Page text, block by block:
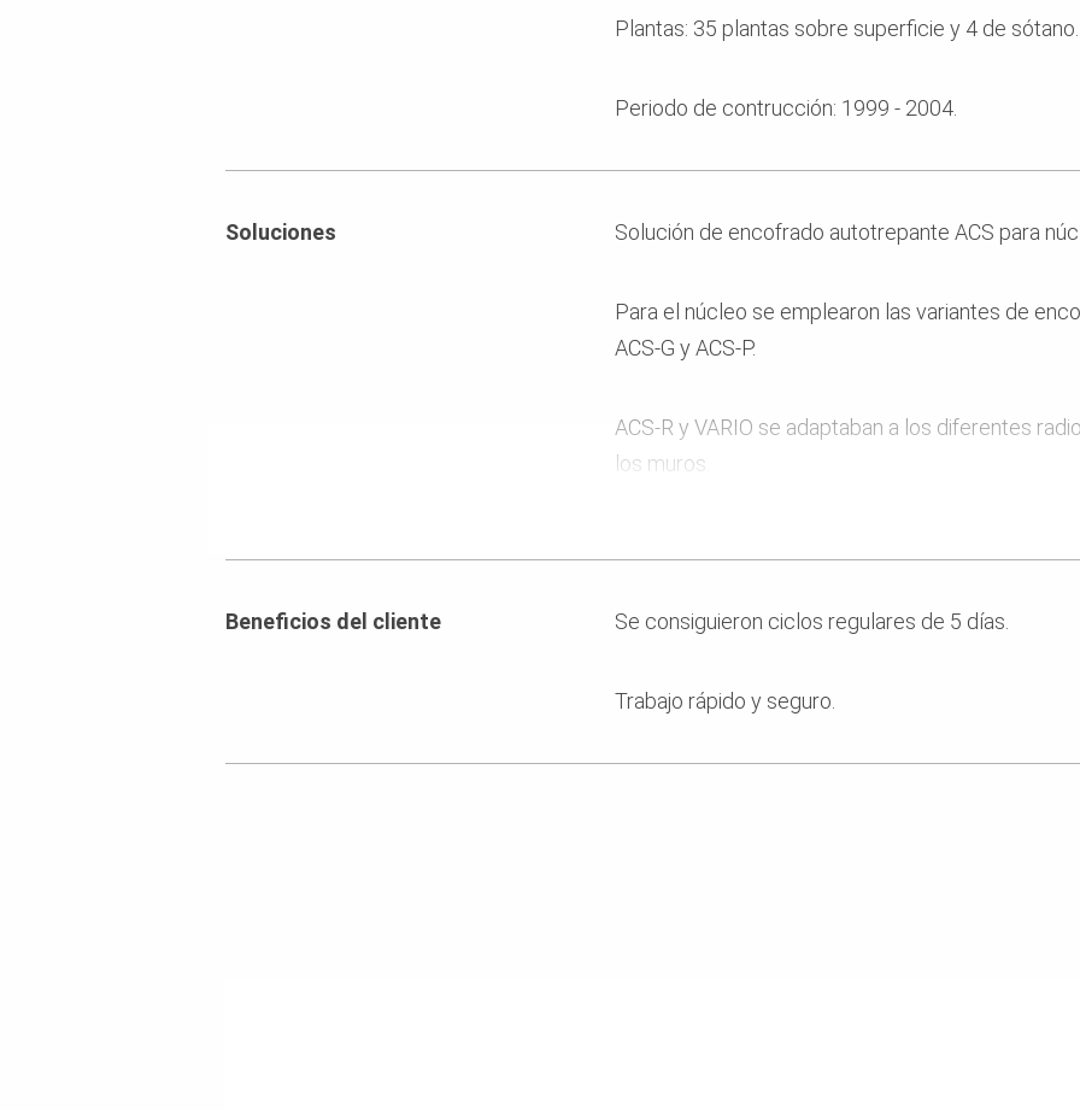
Plantas: 35 plantas sobre superficie y 4 de sótano.
Periodo de contrucción: 1999 - 2004.
Soluciones Solución de encofrado autotrepante ACS para
Para el núcleo se emplearon las variantes de
ACS-G y ACS-P.
ACS-R y VARIO se adaptaban a los diferentes
los muros.
Trepado conjunto del distribuidor de hormigón.
Protección perimetral con redes de seguridad.
Beneficios del cliente Se consiguieron ciclos regulares de 5 días.
Trabajo rápido y seguro.